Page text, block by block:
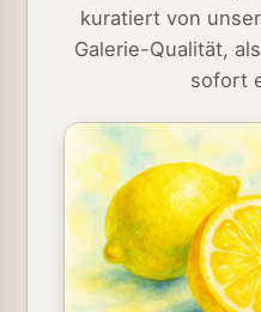
kuratiert von
Galerie-Qualität,
sofort